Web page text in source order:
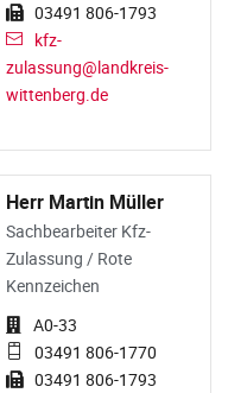
03491 806-1793
kfz-
zulassung@landkreis-
wittenberg.de
Herr Martin Müller
Sachbearbeiter Kfz-
Zulassung / Rote
Kennzeichen
A0-33
03491 806-1770
03491 806-1793